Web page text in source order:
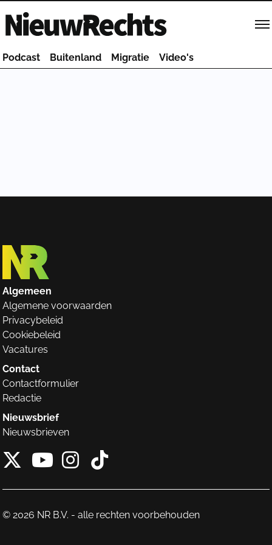
Homepage van NieuwRechts
Podcast Buitenland Migratie Video's
Algemeen
Algemene voorwaarden
Privacybeleid
Cookiebeleid
Vacatures
Contact
Contactformulier
Redactie
Nieuwsbrief
Nieuwsbrieven
X van NieuwRechts
Instagram van
Tiktok van
© 2026 NR B.V. - alle rechten voorbehouden